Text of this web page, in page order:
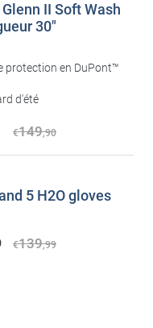
Glenn II Soft Wash
30"
protection en DuPont™
d'été
€149,90
5 H2O gloves
€139,99